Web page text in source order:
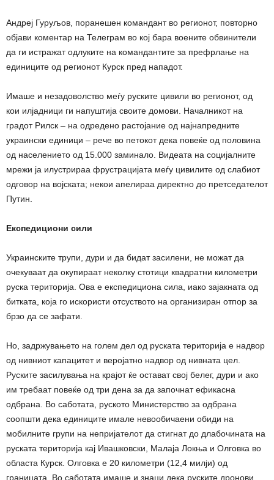
Андреј Гуруљов, поранешен командант во регионот, повторно
објави коментар на Телеграм во кој бара воените обвинители
да ги истражат одлуките на командантите за префрлање на
единиците од регионот Курск пред нападот.
Имаше и незадоволство меѓу руските цивили во регионот, од
кои илјадници ги напуштија своите домови. Началникот на
градот Рилск – на одредено растојание од најнапредните
украински единици – рече во петокот дека повеќе од половина
од населението од 15.000 заминало. Видеата на социјалните
мрежи ја илустрираа фрустрацијата меѓу цивилите од слабиот
одговор на војската; некои апелираа директно до претседателот
Путин.
Експедициони сили
Украинските трупи, дури и да бидат засилени, не можат да
очекуваат да окупираат неколку стотици квадратни километри
руска територија. Ова е експедициона сила, иако зајакната од
битката, која го искористи отсуството на организиран отпор за
брзо да се зафати.
Но, задржувањето на голем дел од руската територија е надвор
од нивниот капацитет и веројатно надвор од нивната цел.
Руските засилувања на крајот ќе остават свој белег, дури и ако
им требаат повеќе од три дена за да започнат ефикасна
одбрана. Во саботата, руското Министерство за одбрана
соопшти дека единиците имале невообичаени обиди на
мобилните групи на непријателот да стигнат до длабочината на
руската територија кај Ивашковски, Малаја Локња и Олговка во
областа Курск. Олговка е 20 километри (12,4 милји) од
границата. Во саботата имаше и знаци дека руските дронови